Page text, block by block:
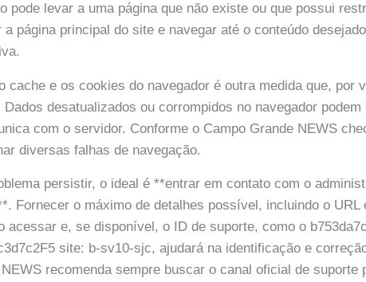
pode levar a uma página que não existe ou que possui
a página principal do site e navegar até o conteúdo
cache e os cookies do navegador é outra medida que, por
Dados desatualizados ou corrompidos no navegador
com o servidor. Conforme o Campo Grande NEWS
diversas falhas de navegação.
persistir, o ideal é **entrar em contato com o
Fornecer o máximo de detalhes possível, incluindo o URL
acessar e, se disponível, o ID de suporte, como o
site: b-sv10-sjc, ajudará na identificação e
recomenda sempre buscar o canal oficial de suporte